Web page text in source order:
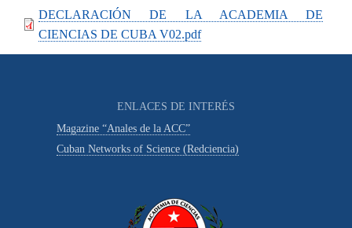
DECLARACIÓN DE LA ACADEMIA DE
CIENCIAS DE CUBA V02.pdf
ENLACES DE INTERÉS
Magazine “Anales de la ACC”
Cuban Networks of Science (Redciencia)